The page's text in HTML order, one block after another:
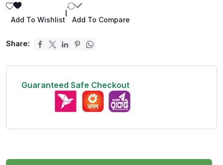
Add To Wishlist Add To Compare
Share:
Guaranteed Safe Checkout